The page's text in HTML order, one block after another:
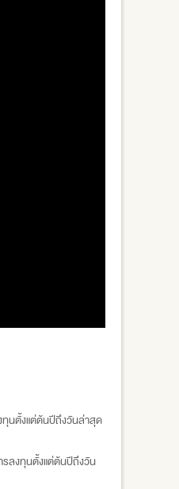
นตั้งแต่ต้นปีถึงวันล่าสุด
ลงทุนตั้งแต่ต้นปีถึงวัน